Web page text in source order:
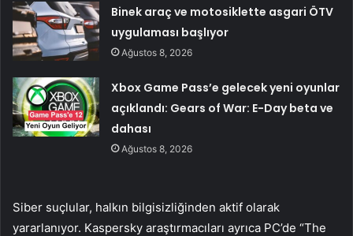
Binek araç ve motosiklette asgari ÖTV
uygulaması başlıyor
Ağustos 8, 2026
Xbox Game Pass’e gelecek yeni oyunlar
açıklandı: Gears of War: E-Day beta ve
dahası
Ağustos 8, 2026
Siber suçlular, halkın bilgisizliğinden aktif olarak
yararlanıyor. Kaspersky araştırmacıları ayrıca PC’de “The